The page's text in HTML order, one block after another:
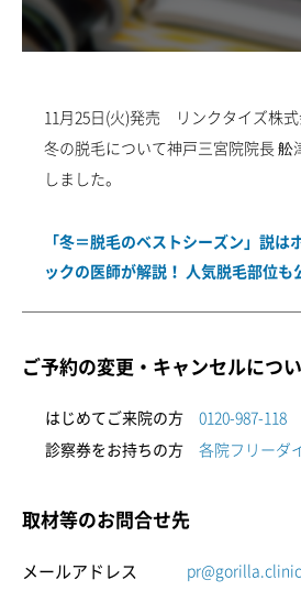
未成年者さまのご契約について
セミナー情報一覧
採用情報
初めてご来院の方
ご予約・ご相談フ
11月25日(火)発売 リンクタイズ株式
冬の脱毛について神戸三宮院院長 舩
しました。
「冬＝脱毛のベストシーズン」説は
ックの医師が解説！ 人気脱毛部位も
ご予約の変更・キャンセルにつ
はじめてご来院の方
0120-987-118
診察券をお持ちの方
各院フリーダ
取材等のお問合せ先
メールアドレス pr@gorilla.clinic